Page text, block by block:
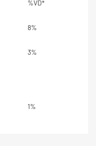
%VD*
8%
3%
1%